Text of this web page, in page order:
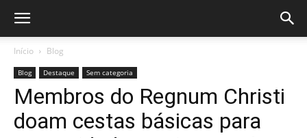
Início Blog
Blog Destaque Sem categoria
Membros do Regnum Christi
doam cestas básicas para